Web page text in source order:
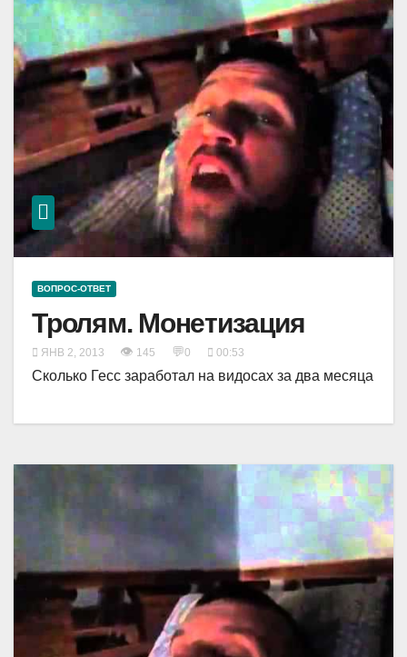
ВОПРОС-ОТВЕТ
Тролям. Монетизация
ЯНВ 2, 2013 👁 145 💬0 00:53
Сколько Гесс заработал на видосах за два месяца